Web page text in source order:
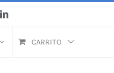
LinkedIn
CARRITO